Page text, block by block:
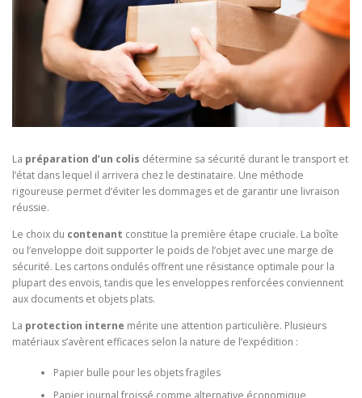
La préparation d’un colis détermine sa sécurité durant le transport et
l’état dans lequel il arrivera chez le destinataire. Une méthode
rigoureuse permet d’éviter les dommages et de garantir une livraison
réussie.
Le choix du contenant constitue la première étape cruciale. La boîte
ou l’enveloppe doit supporter le poids de l’objet avec une marge de
sécurité. Les cartons ondulés offrent une résistance optimale pour la
plupart des envois, tandis que les enveloppes renforcées conviennent
aux documents et objets plats.
La protection interne mérite une attention particulière. Plusieurs
matériaux s’avèrent efficaces selon la nature de l’expédition :
Papier bulle pour les objets fragiles